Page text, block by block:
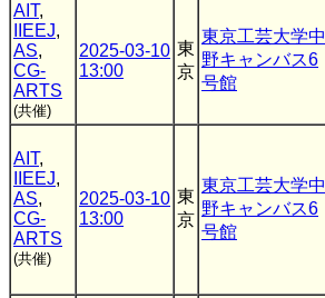
AIT,
IIEEJ,
AS,
CG-
ARTS
(共催)
2025-03-10
13:00
東
京
東京工芸大学中
野キャンバス6
号館
AIT,
IIEEJ,
AS,
CG-
ARTS
(共催)
2025-03-10
13:00
東
京
東京工芸大学中
野キャンバス6
号館